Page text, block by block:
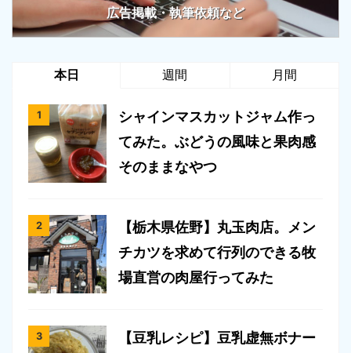
広告掲載・執筆依頼など
本日 週間 月間
シャインマスカットジャム作っ
てみた。ぶどうの風味と果肉感
そのままなやつ
【栃木県佐野】丸玉肉店。メン
チカツを求めて行列のできる牧
場直営の肉屋行ってみた
【豆乳レシピ】豆乳虚無ボナー